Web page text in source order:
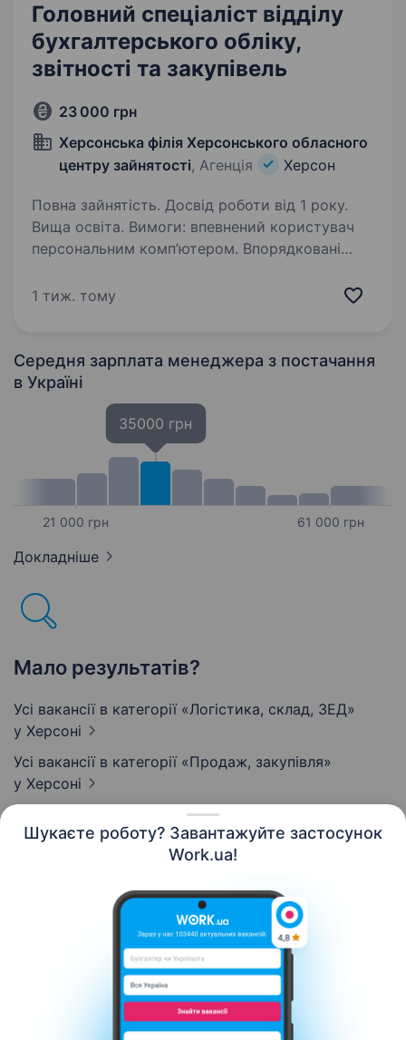
Шукаєте роботу? Завантажуйте застосунок
Work.ua!
Головний спеціаліст відділу
бухгалтерського обліку,
звітності та закупівель
23 000 грн
Херсонська філія Херсонського обласного
центру зайнятості, Агенція Херсон
Повна зайнятість. Досвід роботи від 1 року.
Вища освіта. Вимоги: впевнений користувач
персональним комп’ютером. Впорядковані
5-денний робочий тиждень Обов’язки: ведення
1 тиж. тому
Середня зарплата менеджера з постачання
в Україні
21 000 грн
35000 грн
61 000 грн
Докладніше
Мало результатів?
Усі вакансії в категорії «Логістика, склад, ЗЕД»
у Херсоні
Усі вакансії в категорії «Продаж, закупівля»
у Херсоні
Контакти Про нас Кар’єра